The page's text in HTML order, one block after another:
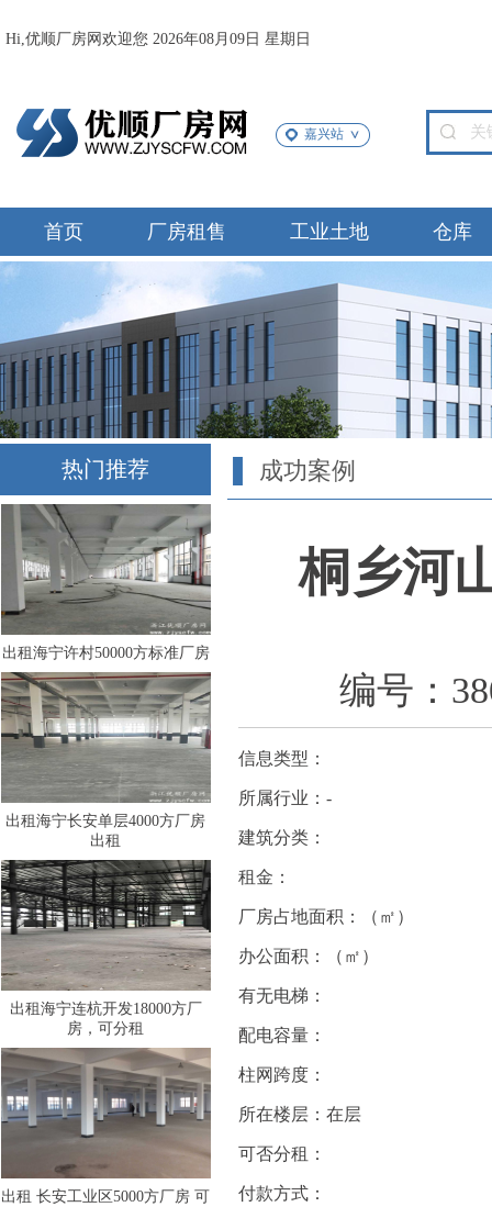
Hi,优顺厂房网欢迎您 2026年08月09日 星期日
嘉兴站
首页 厂房租售 工业土地 仓库
热门推荐
出租海宁许村50000方标准厂房
出租海宁长安单层4000方厂房
出租
出租海宁连杭开发18000方厂
房，可分租
出租 长安工业区5000方厂房 可
成功案例
桐乡河
编号：
信息类型：
所属行业：-
建筑分类：
租金：
厂房占地面积：（㎡）
办公面积：（㎡）
有无电梯：
配电容量：
柱网跨度：
所在楼层：在层
可否分租：
付款方式：